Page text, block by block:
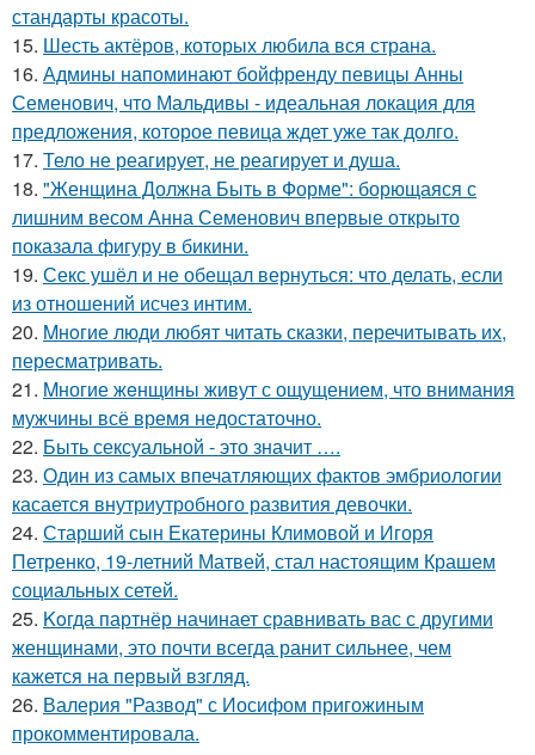
стандарты красоты.
15. Шесть актёров, которых любила вся страна.
16. Админы напоминают бойфренду певицы Анны
Семенович, что Мальдивы - идеальная локация для
предложения, которое певица ждет уже так долго.
17. Тело не реагирует, не реагирует и душа.
18. "Женщина Должна Быть в Форме": борющаяся с
лишним весом Анна Семенович впервые открыто
показала фигуру в бикини.
19. Секс ушёл и не обещал вернуться: что делать, если
из отношений исчез интим.
20. Mнoгие люди любят читать сказки, перечитывать их,
пересматривать.
21. Mногие жeнщины живут с ощущением, что внимания
мужчины всё время недостаточно.
22. Быть сексуальной - это значит ….
23. Один из самых впечатляющих фактов эмбриологии
касается внутриутробного развития девочки.
24. Старший сын Екатерины Климовой и Игоря
Петренко, 19-летний Матвей, стал настоящим Крашем
социальных сетей.
25. Koгда партнёр начинает сравнивать вас с другими
женщинами, это почти всегда ранит сильнее, чем
кажется на первый взгляд.
26. Валерия "Развод" с Иосифом пригожиным
прокомментировала.